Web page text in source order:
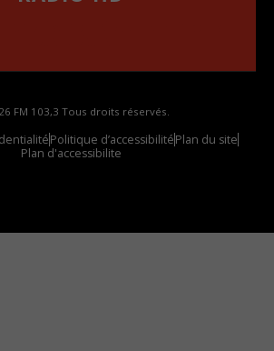
FM 103,3 Tous droits réservés.
Politique d’accessibilitéPlan du site
Plan d'accessibilite